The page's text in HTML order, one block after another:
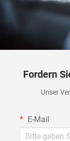
Fordern
Unser
E-Mail